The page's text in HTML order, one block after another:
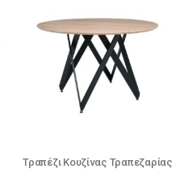
Τραπέζι Κουζίνας Τραπεζαρίας